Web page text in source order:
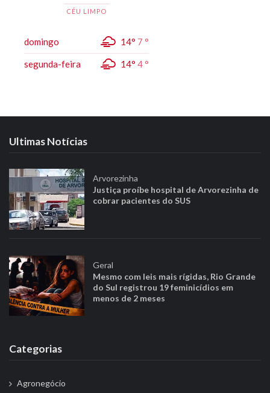
CÉU LIMPO
domingo 14° 7 °
segunda-feira 14° 4 °
Ultimas Notícias
Arvorezinha
Justiça proíbe hospital de Arvorezinha de
cobrar pacientes do SUS
Geral
Mesmo com leis mais rígidas, Rio Grande
do Sul registrou 19 feminicídios em
menos de 2 meses
Categorias
Agronegócio